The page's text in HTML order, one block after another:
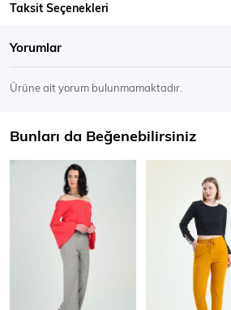
Taksit Seçenekleri
Yorumlar
Ürüne ait yorum bulunmamaktadır.
Bunları da Beğenebilirsiniz